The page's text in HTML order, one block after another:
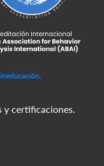
y certificaciones.